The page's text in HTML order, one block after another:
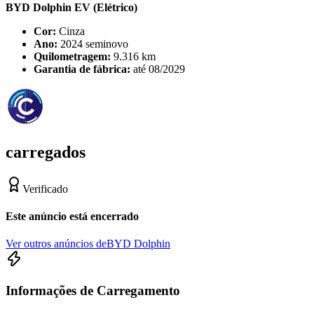
BYD Dolphin EV (Elétrico)
Cor: Cinza
Ano: 2024 seminovo
Quilometragem: 9.316 km
Garantia de fábrica: até 08/2029
carregados
Verificado
Este anúncio está encerrado
Ver outros anúncios deBYD Dolphin
Informações de Carregamento